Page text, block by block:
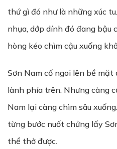
thứ gì đó như là những xúc
nhụa, dớp dính đó đang bậu
hòng kéo chìm cậu xuống
Sơn Nam cố ngoi lên bề
lành phía trên. Nhưng càng
Nam lại càng chìm sâu
từng bước nuốt chửng lấy
thể thở được.